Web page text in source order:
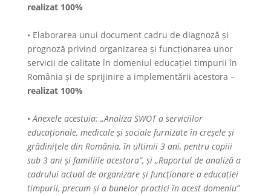
realizat 100%
• Elaborarea unui document cadru de diagnoză și
prognoză privind organizarea și funcționarea unor
servicii de calitate în domeniul educației timpurii în
România și de sprijinire a implementării acestora –
realizat 100%
• Anexele acestuia: „Analiza SWOT a serviciilor
educaționale, medicale și sociale furnizate în creșele și
grădinițele din România, în ultimii 3 ani, pentru copiii
sub 3 ani și familiile acestora”, și „Raportul de analiză a
cadrului actual de organizare și funcționare a educației
timpurii, precum și a bunelor practici în acest domeniu”